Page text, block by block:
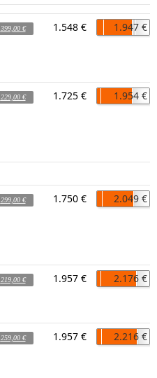
399,00 € 1.548 € 1.947 €
229,00 € 1.725 € 1.954 €
299,00 € 1.750 € 2.049 €
219,00 € 1.957 € 2.176 €
259,00 € 1.957 € 2.216 €